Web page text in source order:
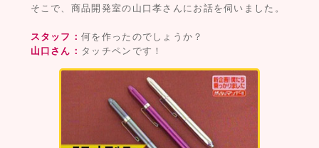
そこで、商品開発室の山口孝さんにお話を伺いました。
スタッフ：何を作ったのでしょうか？
山口さん： タッチペンです！